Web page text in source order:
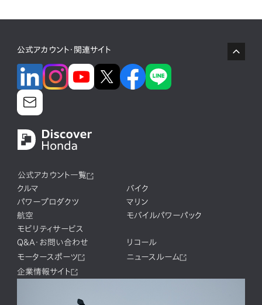
公式アカウント・関連サイト
公式アカウント一覧
クルマ
バイク
パワープロダクツ
マリン
航空
モバイルパワーパック
モビリティサービス
Q&A・お問い合わせ
リコール
モータースポーツ
ニュースルーム
企業情報サイト